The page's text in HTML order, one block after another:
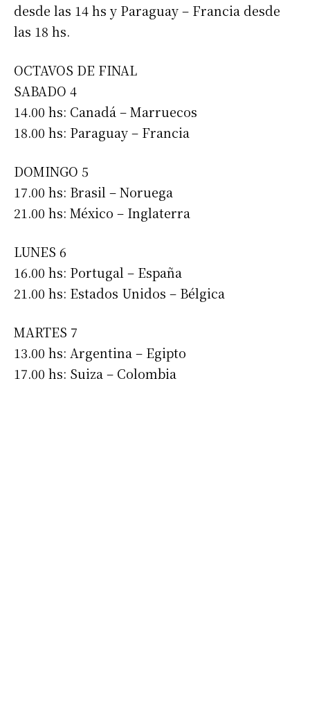
desde las 14 hs y Paraguay – Francia desde
las 18 hs.
OCTAVOS DE FINAL
SABADO 4
14.00 hs: Canadá – Marruecos
18.00 hs: Paraguay – Francia
DOMINGO 5
17.00 hs: Brasil – Noruega
21.00 hs: México – Inglaterra
LUNES 6
16.00 hs: Portugal – España
21.00 hs: Estados Unidos – Bélgica
MARTES 7
13.00 hs: Argentina – Egipto
17.00 hs: Suiza – Colombia